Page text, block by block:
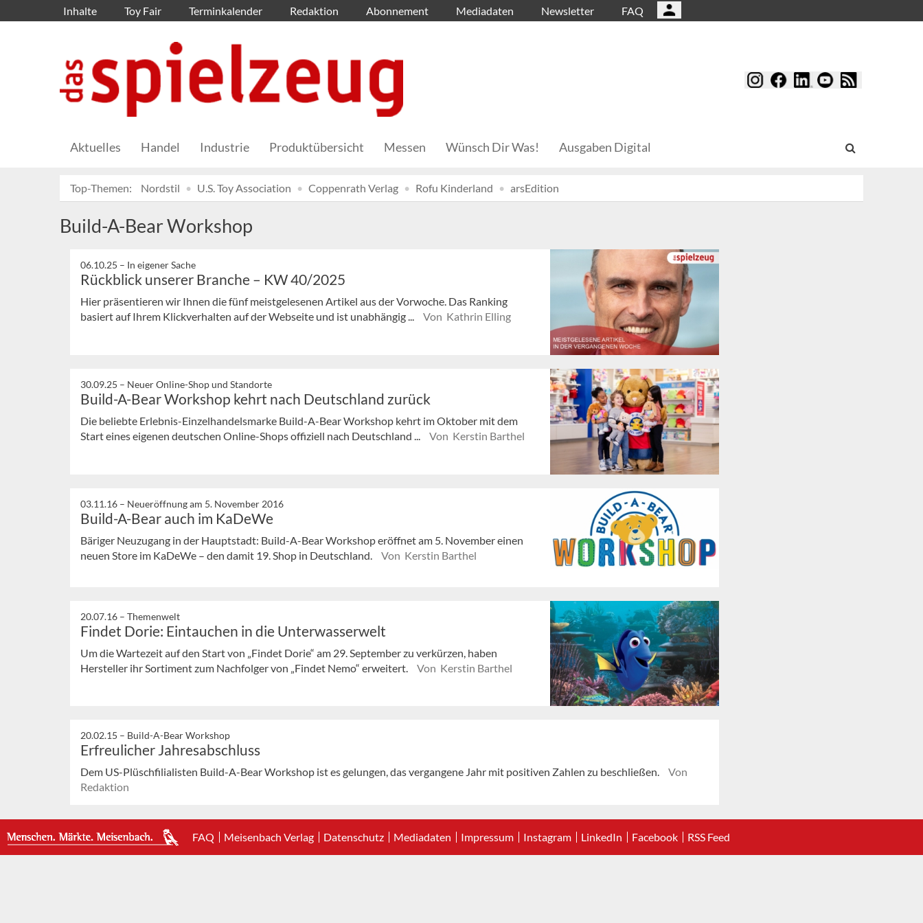
Inhalte Toy Fair Terminkalender Redaktion Abonnement Mediadaten Newsletter FAQ
Aktuelles Handel Industrie Produktübersicht Messen Wünsch Dir Was! Ausgaben Digital
Top-Themen: Nordstil U.S. Toy Association Coppenrath Verlag Rofu Kinderland arsEdition
Build-A-Bear Workshop
06.10.25 – In eigener Sache
Rückblick unserer Branche – KW 40/2025
Hier präsentieren wir Ihnen die fünf meistgelesenen Artikel aus der Vorwoche. Das Ranking
basiert auf Ihrem Klickverhalten auf der Webseite und ist unabhängig ...
Von Kathrin Elling
30.09.25 – Neuer Online-Shop und Standorte
Build-A-Bear Workshop kehrt nach Deutschland zurück
Die beliebte Erlebnis-Einzelhandelsmarke Build-A-Bear Workshop kehrt im Oktober mit dem
Start eines eigenen deutschen Online-Shops offiziell nach Deutschland ...
Von Kerstin Barthel
03.11.16 – Neueröffnung am 5. November 2016
Build-A-Bear auch im KaDeWe
Bäriger Neuzugang in der Hauptstadt: Build-A-Bear Workshop eröffnet am 5. November einen
neuen Store im KaDeWe – den damit 19. Shop in Deutschland.
Von Kerstin Barthel
20.07.16 – Themenwelt
Findet Dorie: Eintauchen in die Unterwasserwelt
Um die Wartezeit auf den Start von „Findet Dorie“ am 29. September zu verkürzen, haben
Hersteller ihr Sortiment zum Nachfolger von „Findet Nemo“ erweitert.
Von Kerstin Barthel
20.02.15 – Build-A-Bear Workshop
Erfreulicher Jahresabschluss
Dem US-Plüschfilialisten Build-A-Bear Workshop ist es gelungen, das vergangene Jahr mit positiven Zahlen zu beschließen.
Von
Redaktion
FAQ Meisenbach Verlag Datenschutz Mediadaten Impressum Instagram LinkedIn Facebook RSS Feed